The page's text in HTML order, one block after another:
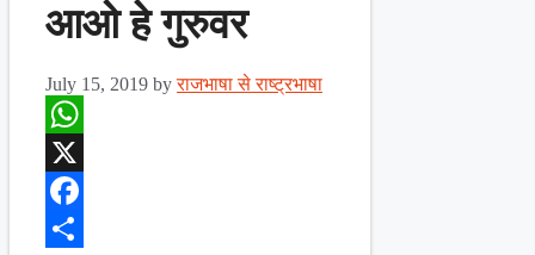
आओ हे गुरुवर
July 15, 2019 byराजभाषा से राष्ट्रभाषा
WhatsApp
X
Facebook